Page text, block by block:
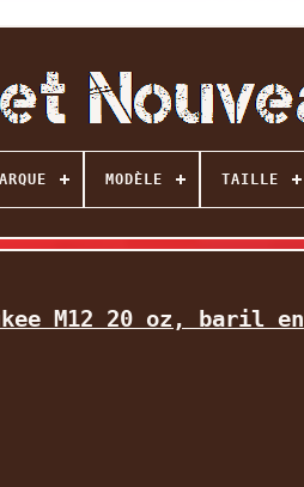
MODÈLE TAILLE
M12 20 oz, baril en